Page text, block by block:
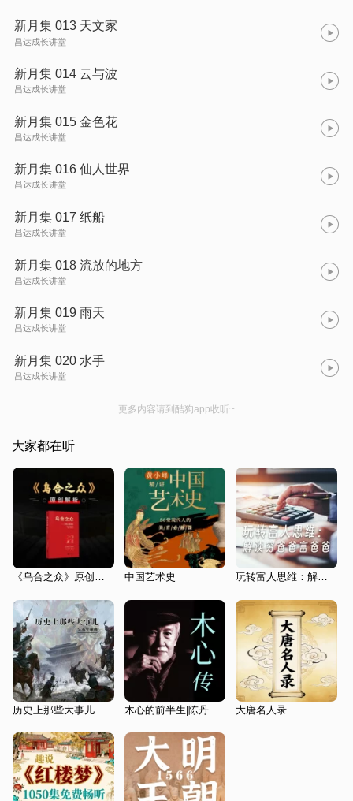
新月集 013 天文家
昌达成长讲堂
新月集 014 云与波
昌达成长讲堂
新月集 015 金色花
昌达成长讲堂
新月集 016 仙人世界
昌达成长讲堂
新月集 017 纸船
昌达成长讲堂
新月集 018 流放的地方
昌达成长讲堂
新月集 019 雨天
昌达成长讲堂
新月集 020 水手
昌达成长讲堂
更多内容请到酷狗app收听~
大家都在听
《乌合之众》原创解析 中国艺术史 玩转富人思维：解读穷爸爸富爸爸
历史上那些大事儿 木心的前半生|陈丹青恩师|木心文学回忆录|木心遗稿 大唐名人录